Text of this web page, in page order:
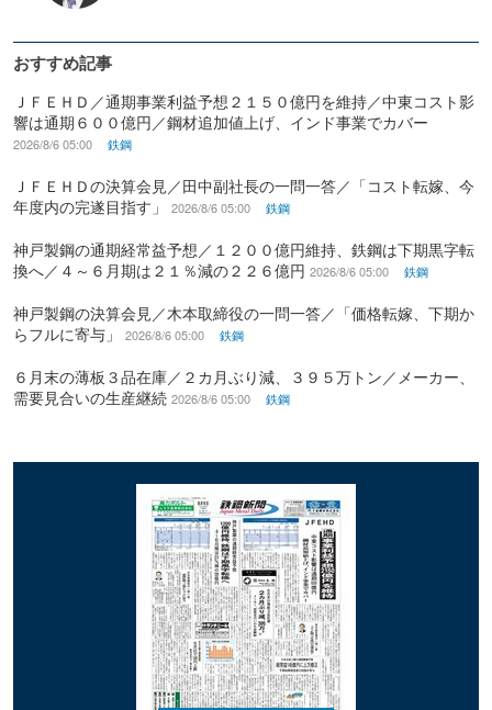
おすすめ記事
ＪＦＥＨＤ／通期事業利益予想２１５０億円を維持／中東コスト影
響は通期６００億円／鋼材追加値上げ、インド事業でカバー
2026/8/6 05:00 鉄鋼
ＪＦＥＨＤの決算会見／田中副社長の一問一答／「コスト転嫁、今
年度内の完遂目指す」
2026/8/6 05:00 鉄鋼
神戸製鋼の通期経常益予想／１２００億円維持、鉄鋼は下期黒字転
換へ／４～６月期は２１％減の２２６億円 2026/8/6 05:00 鉄鋼
神戸製鋼の決算会見／木本取締役の一問一答／「価格転嫁、下期か
らフルに寄与」
2026/8/6 05:00 鉄鋼
６月末の薄板３品在庫／２カ月ぶり減、３９５万トン／メーカー、
需要見合いの生産継続 2026/8/6 05:00 鉄鋼